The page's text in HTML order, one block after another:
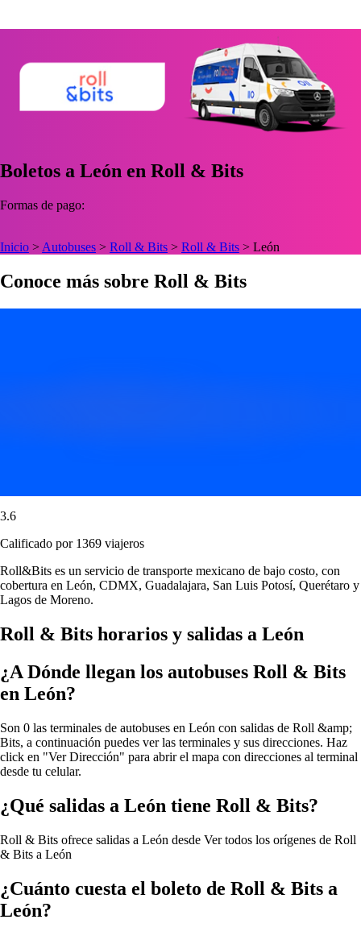
Boletos a León en Roll & Bits
Formas de pago:
Inicio > Autobuses > Roll & Bits > Roll & Bits > León
Conoce más sobre Roll & Bits
3.6
Calificado por 1369 viajeros
Roll&Bits es un servicio de transporte mexicano de bajo costo, con
cobertura en León, CDMX, Guadalajara, San Luis Potosí, Querétaro y
Lagos de Moreno.
Roll & Bits horarios y salidas a León
¿A Dónde llegan los autobuses Roll & Bits
en León?
Son 0 las terminales de autobuses en León con salidas de Roll &amp;
Bits, a continuación puedes ver las terminales y sus direcciones. Haz
click en "Ver Dirección" para abrir el mapa con direcciones al terminal
desde tu celular.
¿Qué salidas a León tiene Roll & Bits?
Roll & Bits ofrece salidas a León desde Ver todos los orígenes de Roll
& Bits a León
¿Cuánto cuesta el boleto de Roll & Bits a
León?